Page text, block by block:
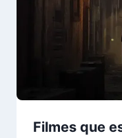
Filmes que